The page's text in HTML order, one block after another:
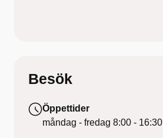
Besök
Öppettider
måndag - fredag 8:00 - 16:30